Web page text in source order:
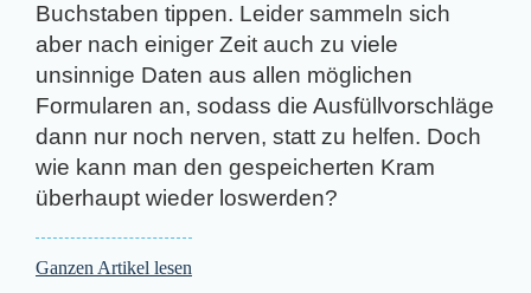
Buchstaben tippen. Leider sammeln sich
aber nach einiger Zeit auch zu viele
unsinnige Daten aus allen möglichen
Formularen an, sodass die Ausfüllvorschläge
dann nur noch nerven, statt zu helfen. Doch
wie kann man den gespeicherten Kram
überhaupt wieder loswerden?
Ganzen Artikel lesen